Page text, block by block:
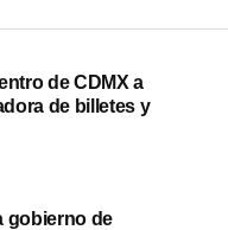
de CDMX a
de billetes y
gobierno de